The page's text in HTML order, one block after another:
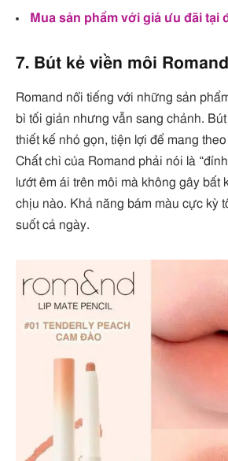
Mua sản phẩm với giá ưu đãi tại
7. Bút kẻ viền môi
Romand nổi tiếng với những sản
bì tối giản nhưng vẫn sang chảnh.
thiết kế nhỏ gọn, tiện lợi để mang
Chất chì của Romand phải nói là
lướt êm ái trên môi mà không gây bất
chịu nào. Khả năng bám màu cực kỳ
suốt cả ngày.